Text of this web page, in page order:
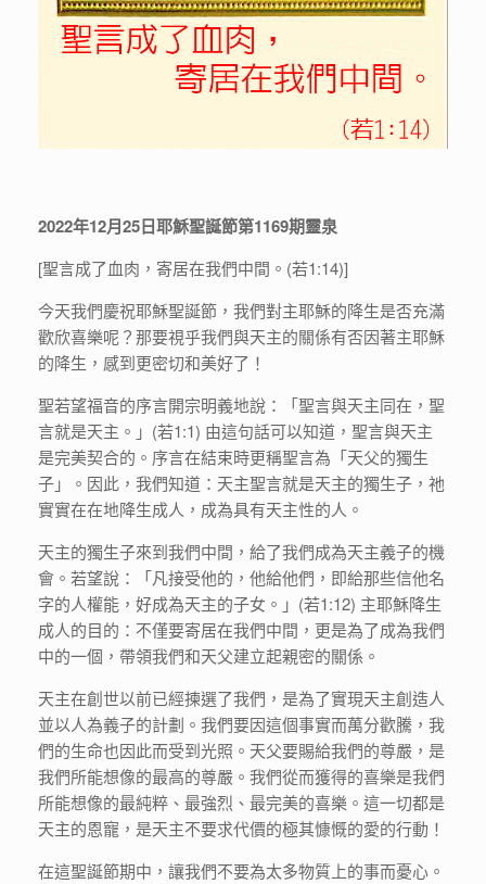
2022年12月25日耶穌聖誕節第1169期靈泉
[聖言成了血肉，寄居在我們中間。(若1:14)]
今天我們慶祝耶穌聖誕節，我們對主耶穌的降生是否充滿
歡欣喜樂呢？那要視乎我們與天主的關係有否因著主耶穌
的降生，感到更密切和美好了！
聖若望福音的序言開宗明義地說：「聖言與天主同在，聖
言就是天主。」(若1:1) 由這句話可以知道，聖言與天主
是完美契合的。序言在結束時更稱聖言為「天父的獨生
子」。因此，我們知道：天主聖言就是天主的獨生子，祂
實實在在地降生成人，成為具有天主性的人。
天主的獨生子來到我們中間，給了我們成為天主義子的機
會。若望說：「凡接受他的，他給他們，即給那些信他名
字的人權能，好成為天主的子女。」(若1:12) 主耶穌降生
成人的目的：不僅要寄居在我們中間，更是為了成為我們
中的一個，帶領我們和天父建立起親密的關係。
天主在創世以前已經揀選了我們，是為了實現天主創造人
並以人為義子的計劃。我們要因這個事實而萬分歡騰，我
們的生命也因此而受到光照。天父要賜給我們的尊嚴，是
我們所能想像的最高的尊嚴。我們從而獲得的喜樂是我們
所能想像的最純粹、最強烈、最完美的喜樂。這一切都是
天主的恩寵，是天主不要求代價的極其慷慨的愛的行動！
在這聖誕節期中，讓我們不要為太多物質上的事而憂心。